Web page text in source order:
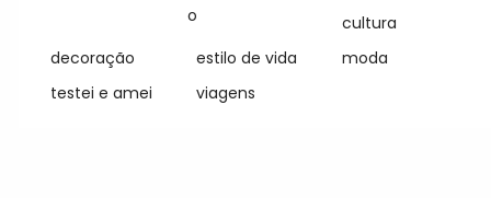
o
cultura
decoração
estilo de vida
moda
testei e amei
viagens